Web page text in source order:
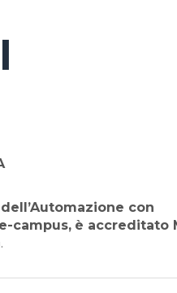
con
campus, è accreditato